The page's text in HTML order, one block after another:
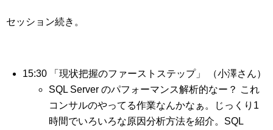
セッション続き。
15:30 「現状把握のファーストステップ」 （小澤さん）
SQL Server のパフォーマンス解析的なー？ これ
コンサルのやってる作業なんかなぁ。じっくり1
時間でいろいろな原因分析方法を紹介。SQL